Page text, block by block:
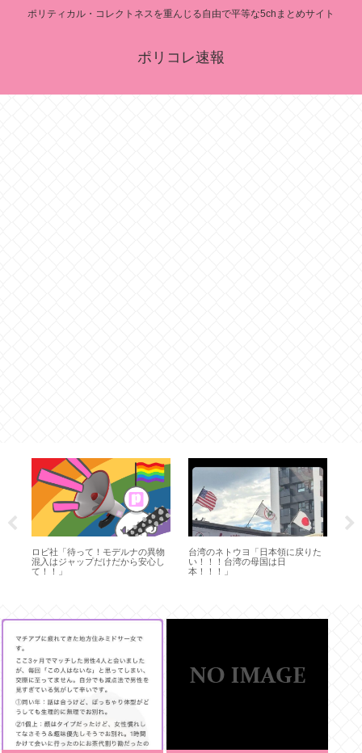
ポリティカル・コレクトネスを重んじる自由で平等な5chまとめサイト
ポリコレ速報
ロビ社「待って！モデルナの異物
混入はジャップだけだから安心し
て！！」
台湾のネトウヨ「日本領に戻りた
い！！！台湾の母国は日
本！！！」